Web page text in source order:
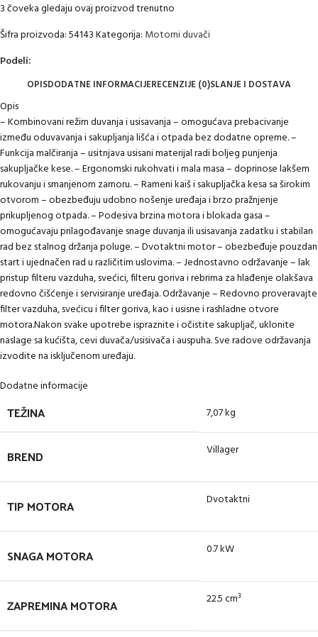
3čoveka gledaju ovaj proizvod trenutno
Šifra proizvoda:54143Kategorija: Motorni duvači
Podeli:
OPISDODATNE INFORMACIJERECENZIJE (0)SLANJE I DOSTAVA
Opis
– Kombinovani režim duvanja i usisavanja – omogućava prebacivanje
između oduvavanja i sakupljanja lišća i otpada bez dodatne opreme. –
Funkcija malčiranja – usitnjava usisani materijal radi boljeg punjenja
sakupljačke kese. – Ergonomski rukohvati i mala masa – doprinose lakšem
rukovanju i smanjenom zamoru. – Rameni kaiš i sakupljačka kesa sa širokim
otvorom – obezbeđuju udobno nošenje uređaja i brzo pražnjenje
prikupljenog otpada. – Podesiva brzina motora i blokada gasa –
omogućavaju prilagođavanje snage duvanja ili usisavanja zadatku i stabilan
rad bez stalnog držanja poluge. – Dvotaktni motor – obezbeđuje pouzdan
start i ujednačen rad u različitim uslovima. – Jednostavno održavanje – lak
pristup filteru vazduha, svećici, filteru goriva i rebrima za hlađenje olakšava
redovno čišćenje i servisiranje uređaja. Održavanje – Redovno proveravajte
filter vazduha, svećicu i filter goriva, kao i usisne i rashladne otvore
motora.Nakon svake upotrebe ispraznite i očistite sakupljač, uklonite
naslage sa kućišta, cevi duvača/usisivača i auspuha. Sve radove održavanja
izvodite na isključenom uređaju.
Dodatne informacije
TEŽINA 7,07 kg
BREND Villager
TIP MOTORA Dvotaktni
SNAGA MOTORA 0.7 kW
ZAPREMINA MOTORA 22.5 cm³